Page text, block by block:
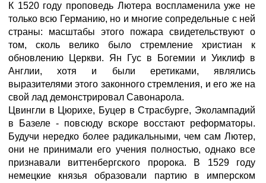
К 1520 году проповедь Лютера воспламенила уже не
только всю Германию, но и многие сопредельные с ней
страны: масштабы этого пожара свидетельствуют о
том, сколь велико было стремление христиан к
обновлению Церкви. Ян Гус в Богемии и Уиклиф в
Англии, хотя и были еретиками, являлись
выразителями этого законного стремления, и его же на
свой лад демонстрировал Савонарола.
Цвингли в Цюрихе, Буцер в Страсбурге, Эколампадий
в Базеле - повсюду вскоре восстают реформаторы.
Будучи нередко более радикальными, чем сам Лютер,
они не принимали его учения полностью, однако все
признавали виттенбергского пророка. В 1529 году
немецкие князья образовали партию в имперском